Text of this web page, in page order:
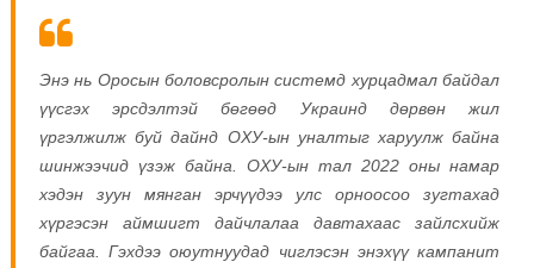
Энэ нь Оросын боловсролын системд хурцадмал байдал
үүсгэх эрсдэлтэй бөгөөд Украинд дөрвөн жил
үргэлжилж буй дайнд ОХУ-ын уналтыг харуулж байна
шинжээчид үзэж байна. ОХУ-ын тал 2022 оны намар
хэдэн зуун мянган эрчүүдээ улс орноосоо зугтахад
хүргэсэн аймшигт дайчлалаа давтахаас зайлсхийж
байгаа. Гэхдээ оюутнуудад чиглэсэн энэхүү кампанит